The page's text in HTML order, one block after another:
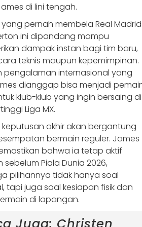
di lini tengah.
pernah membela Real Madrid
ini dipandang mampu
dampak instan bagi tim baru,
teknis maupun kepemimpinan.
pengalaman internasional yang
dianggap bisa menjadi
klub-klub yang ingin bersaing di
Liga MX.
keputusan akhir akan bergantung
bermain reguler. James
bahwa ia tetap aktif
sebelum Piala Dunia 2026,
pilihannya tidak hanya soal
tapi juga soal kesiapan fisik dan
di lapangan.